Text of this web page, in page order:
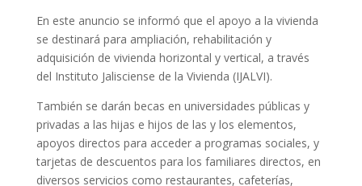
En este anuncio se informó que el apoyo a la vivienda
se destinará para ampliación, rehabilitación y
adquisición de vivienda horizontal y vertical, a través
del Instituto Jalisciense de la Vivienda (IJALVI).
También se darán becas en universidades públicas y
privadas a las hijas e hijos de las y los elementos,
apoyos directos para acceder a programas sociales, y
tarjetas de descuentos para los familiares directos, en
diversos servicios como restaurantes, cafeterías,